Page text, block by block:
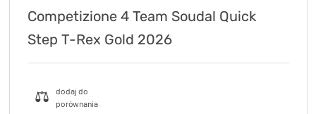
Competizione 4 Team Soudal Quick
Step T-Rex Gold 2026